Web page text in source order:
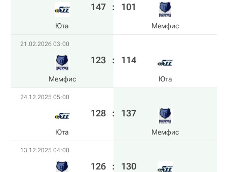
Юта
147 : 101
Мемфис
21.02.2026 03:00
Мемфис
123 : 114
Юта
24.12.2025 05:00
Юта
128 : 137
Мемфис
13.12.2025 04:00
126 : 130